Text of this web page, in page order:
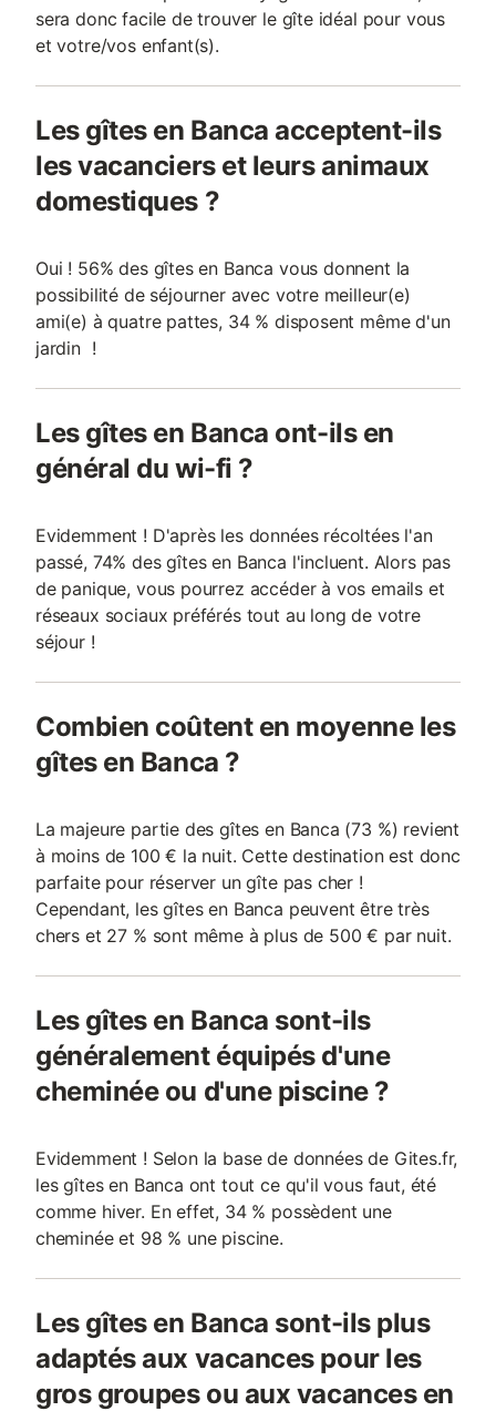
sera donc facile de trouver le gîte idéal pour vous
et votre/vos enfant(s).
Les gîtes en Banca acceptent-ils
les vacanciers et leurs animaux
domestiques ?
Oui ! 56% des gîtes en Banca vous donnent la
possibilité de séjourner avec votre meilleur(e)
ami(e) à quatre pattes, 34 % disposent même d'un
jardin !
Les gîtes en Banca ont-ils en
général du wi-fi ?
Evidemment ! D'après les données récoltées l'an
passé, 74% des gîtes en Banca l'incluent. Alors pas
de panique, vous pourrez accéder à vos emails et
réseaux sociaux préférés tout au long de votre
séjour !
Combien coûtent en moyenne les
gîtes en Banca ?
La majeure partie des gîtes en Banca (73 %) revient
à moins de 100 € la nuit. Cette destination est donc
parfaite pour réserver un gîte pas cher !
Cependant, les gîtes en Banca peuvent être très
chers et 27 % sont même à plus de 500 € par nuit.
Les gîtes en Banca sont-ils
généralement équipés d'une
cheminée ou d'une piscine ?
Evidemment ! Selon la base de données de Gites.fr,
les gîtes en Banca ont tout ce qu'il vous faut, été
comme hiver. En effet, 34 % possèdent une
cheminée et 98 % une piscine.
Les gîtes en Banca sont-ils plus
adaptés aux vacances pour les
gros groupes ou aux vacances en